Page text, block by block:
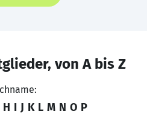
von A bis Z
H I J K L M N O P